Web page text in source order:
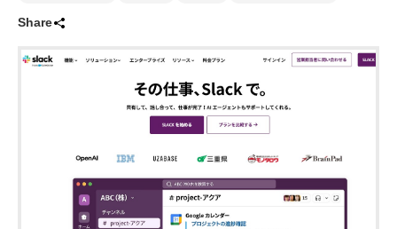
BPaaS JOURNAL
ADOPTABLE DOG JOURNAL
Share